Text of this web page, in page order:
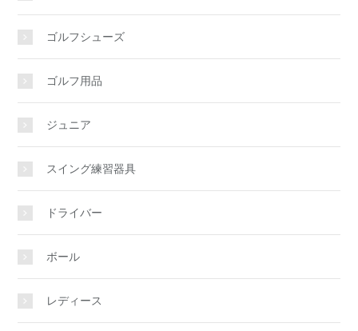
ゴルフシューズ
ゴルフ用品
ジュニア
スイング練習器具
ドライバー
ボール
レディース